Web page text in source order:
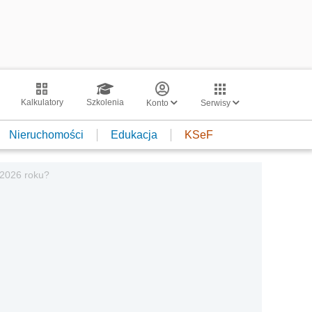
Kalkulatory Szkolenia Konto Serwisy
Nieruchomości Edukacja KSeF
roku?